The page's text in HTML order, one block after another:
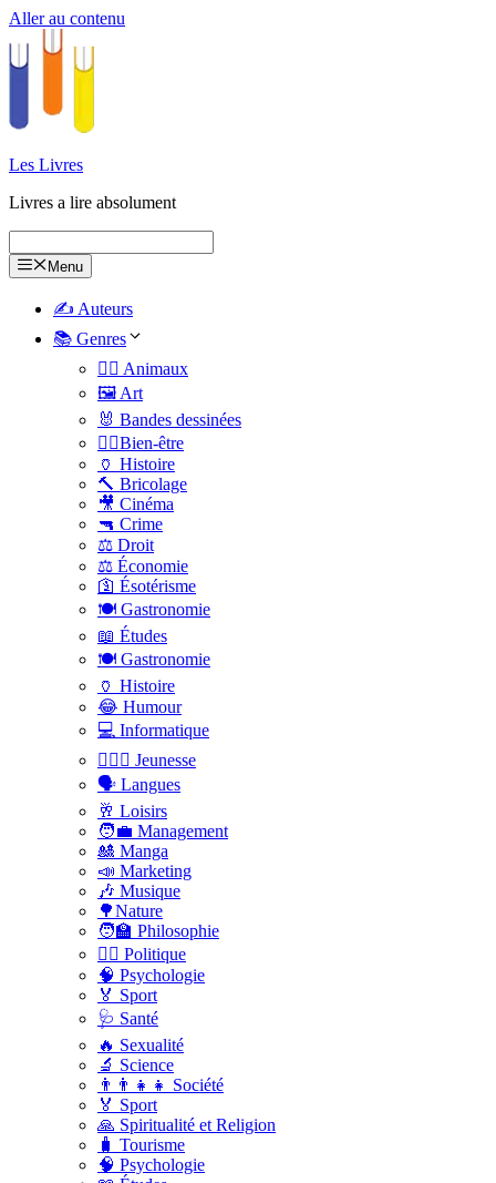
Aller au contenu
Les Livres
Livres a lire absolument
Menu
✍️ Auteurs
📚 Genres
🐕‍🦺 Animaux
🖼️ Art
🐰 Bandes dessinées
🧑‍⚕️Bien-être
🏺 Histoire
🔨 Bricolage
🎥 Cinéma
🔫 Crime
⚖️ Droit
⚖️ Économie
🛐 Ésotérisme
🍽️ Gastronomie
📖 Études
🍽️ Gastronomie
🏺 Histoire
😂 Humour
💻 Informatique
🤸🏽‍♀️ Jeunesse
🗣 Langues
🥂 Loisirs
🧑‍💼 Management
🎎 Manga
📣 Marketing
🎶 Musique
🌳Nature
🧑‍🏫 Philosophie
👨‍⚖️ Politique
🧠 Psychologie
🏅 Sport
🩺 Santé
🔥 Sexualité
🔬 Science
👨‍👨‍👧‍👧 Société
🏅 Sport
🙏 Spiritualité et Religion
🧳 Tourisme
🧠 Psychologie